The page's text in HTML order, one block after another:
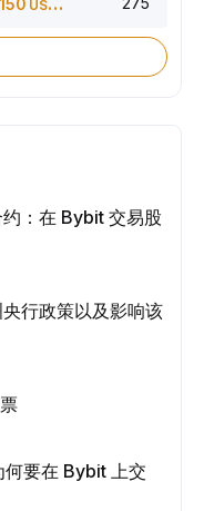
150 USDT
：在 Bybit 交易股
行政策以及影响该
要在 Bybit 上交